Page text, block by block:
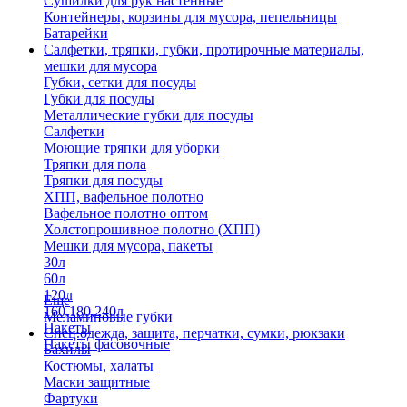
Контейнеры, корзины для мусора, пепельницы
Батарейки
Салфетки, тряпки, губки, протирочные материалы,
мешки для мусора
Губки, сетки для посуды
Губки для посуды
Металлические губки для посуды
Салфетки
Моющие тряпки для уборки
Тряпки для пола
Тряпки для посуды
ХПП, вафельное полотно
Вафельное полотно оптом
Холстопрошивное полотно (ХПП)
Мешки для мусора, пакеты
30л
60л
120л
160,180,240л
Пакеты
Пакеты фасовочные
Еще
Меламиновые губки
Спец.одежда, защита, перчатки, сумки, рюкзаки
Бахилы
Костюмы, халаты
Маски защитные
Фартуки